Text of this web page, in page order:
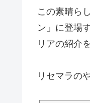
この素晴ら
ン」に登場
リアの紹介
リセマラの